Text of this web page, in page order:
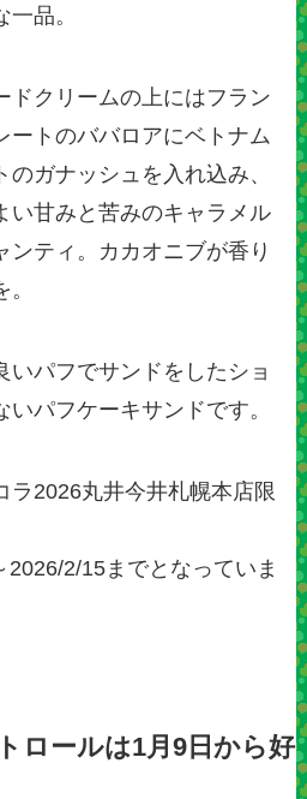
品。
ドクリームの上にはフラン
ートのババロアにベトナム
ガナッシュを入れ込み、
い甘みと苦みのキャラメル
ンティ。カカオニブが香り
いパフでサンドをしたショ
パフケーキサンドです。
ラ2026丸井今井札幌本店限
2/15までとなっていま
ロールは1月9日から好